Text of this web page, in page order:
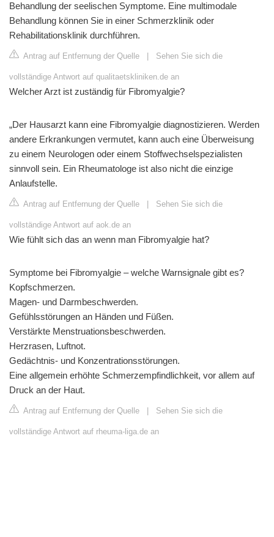
Behandlung der seelischen Symptome. Eine multimodale
Behandlung können Sie in einer Schmerzklinik oder
Rehabilitationsklinik durchführen.
Antrag auf Entfernung der Quelle Sehen Sie sich die
vollständige Antwort auf qualitaetskliniken.de an
Welcher Arzt ist zuständig für Fibromyalgie?
„Der Hausarzt kann eine Fibromyalgie diagnostizieren. Werden
andere Erkrankungen vermutet, kann auch eine Überweisung
zu einem Neurologen oder einem Stoffwechselspezialisten
sinnvoll sein. Ein Rheumatologe ist also nicht die einzige
Anlaufstelle.
Antrag auf Entfernung der Quelle Sehen Sie sich die
vollständige Antwort auf aok.de an
Wie fühlt sich das an wenn man Fibromyalgie hat?
Symptome bei Fibromyalgie – welche Warnsignale gibt es?
Kopfschmerzen.
Magen- und Darmbeschwerden.
Gefühlsstörungen an Händen und Füßen.
Verstärkte Menstruationsbeschwerden.
Herzrasen, Luftnot.
Gedächtnis- und Konzentrationsstörungen.
Eine allgemein erhöhte Schmerzempfindlichkeit, vor allem auf
Druck an der Haut.
Antrag auf Entfernung der Quelle Sehen Sie sich die
vollständige Antwort auf rheuma-liga.de an